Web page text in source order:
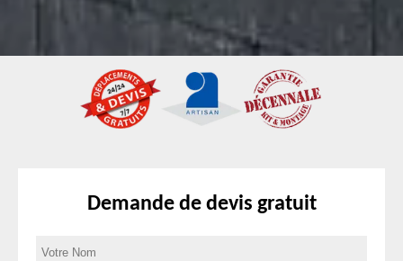
Demande de devis gratuit